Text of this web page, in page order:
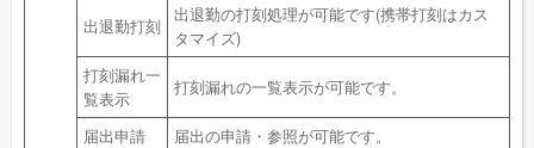
出退勤打刻
出退勤の打刻処理が可能です(携帯打刻はカス
タマイズ)
打刻漏れ一
覧表示
打刻漏れの一覧表示が可能です。
届出申請
届出の申請・参照が可能です。